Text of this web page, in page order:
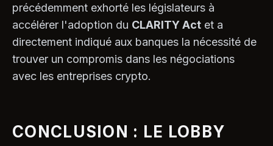
précédemment exhorté les législateurs à
accélérer l'adoption du CLARITY Act et a
directement indiqué aux banques la nécessité de
trouver un compromis dans les négociations
avec les entreprises crypto.
CONCLUSION : LE LOBBY